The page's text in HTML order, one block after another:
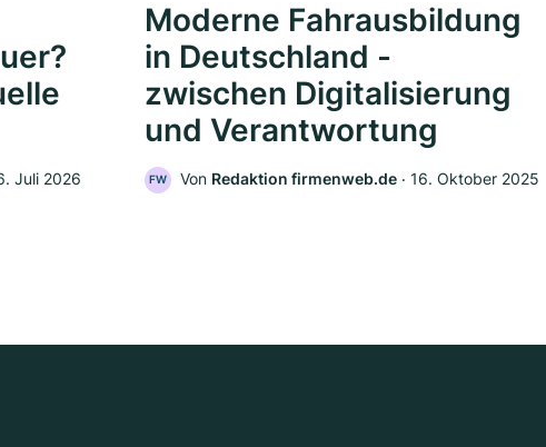
Juli 2026
Moderne Fahrausbildung
in Deutschland -
zwischen Digitalisierung
und Verantwortung
FW Von Redaktion firmenweb.de ‧ 16. Oktober 2025